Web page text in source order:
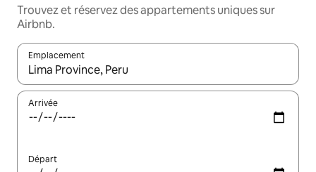
Trouvez et réservez des appartements uniques sur
Airbnb.
Emplacement
Quand les résultats sont affichés, parcourez-les en utilisant
Arrivée
Départ